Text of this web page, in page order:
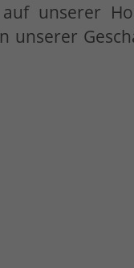
unserer
unserer